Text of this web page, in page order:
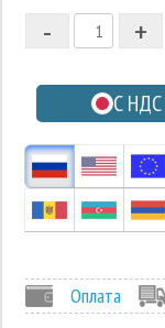
1
-1
+
-
С НДС
Оплата